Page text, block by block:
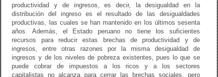
productividad y de ingresos, es decir, la desigualdad en la
distribución del ingreso es el resultado de las desigualdades
productivas, las cuales se han mantenido en los últimos sesenta
años. Además, el Estado peruano no tiene los suficientes
recursos para reducir estas brechas de productividad y de
ingresos, entre otras razones por la misma desigualdad de
ingresos y de los niveles de pobreza existentes, pues lo que se
puede cobrar de impuestos a los ricos y a los sectores
capitalistas no alcanza para cerrar las brechas sociales, pero